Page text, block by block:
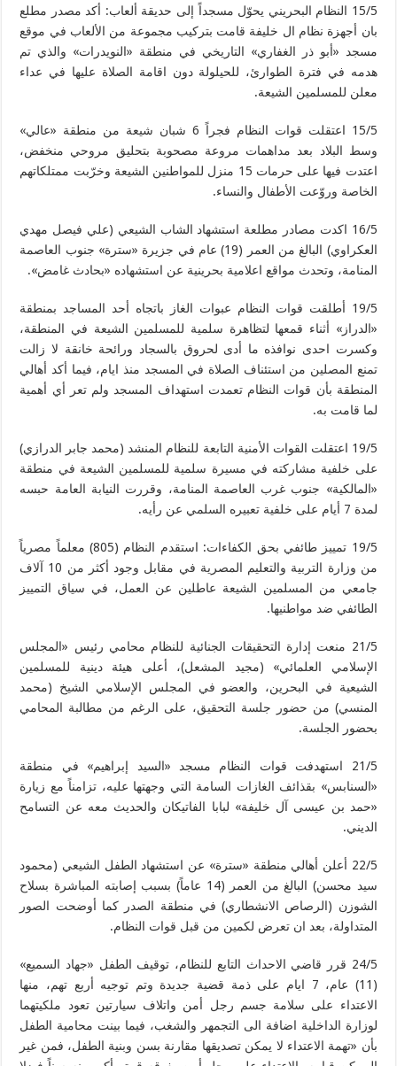
15/5 النظام البحريني يحوّل مسجداً إلى حديقة ألعاب: أكد مصدر مطلع
بان أجهزة نظام ال خليفة قامت بتركيب مجموعة من الألعاب في موقع
مسجد «أبو ذر الغفاري» التاريخي في منطقة «النويدرات» والذي تم
هدمه في فترة الطوارئ، للحيلولة دون اقامة الصلاة عليها في عداء
معلن للمسلمين الشيعة.
15/5 اعتقلت قوات النظام فجراً 6 شبان شيعة من منطقة «عالي»
وسط البلاد بعد مداهمات مروعة مصحوبة بتحليق مروحي منخفض،
اعتدت فيها على حرمات 15 منزل للمواطنين الشيعة وخرّبت ممتلكاتهم
الخاصة وروّعت الأطفال والنساء.
16/5 اكدت مصادر مطلعة استشهاد الشاب الشيعي (علي فيصل مهدي
العكراوي) البالغ من العمر (19) عام في جزيرة «سترة» جنوب العاصمة
المنامة، وتحدث مواقع اعلامية بحرينية عن استشهاده «بحادث غامض».
19/5 أطلقت قوات النظام عبوات الغاز باتجاه أحد المساجد بمنطقة
«الدراز» أثناء قمعها لتظاهرة سلمية للمسلمين الشيعة في المنطقة،
وكسرت احدى نوافذه ما أدى لحروق بالسجاد ورائحة خانقة لا زالت
تمنع المصلين من استئناف الصلاة في المسجد منذ ايام، فيما أكد أهالي
المنطقة بأن قوات النظام تعمدت استهداف المسجد ولم تعر أي أهمية
لما قامت به.
19/5 اعتقلت القوات الأمنية التابعة للنظام المنشد (محمد جابر الدرازي)
على خلفية مشاركته في مسيرة سلمية للمسلمين الشيعة في منطقة
«المالكية» جنوب غرب العاصمة المنامة، وقررت النيابة العامة حبسه
لمدة 7 أيام على خلفية تعبيره السلمي عن رأيه.
19/5 تمييز طائفي بحق الكفاءات: استقدم النظام (805) معلماً مصرياً
من وزارة التربية والتعليم المصرية في مقابل وجود أكثر من 10 آلاف
جامعي من المسلمين الشيعة عاطلين عن العمل، في سياق التمييز
الطائفي ضد مواطنيها.
21/5 منعت إدارة التحقيقات الجنائية للنظام محامي رئيس «المجلس
الإسلامي العلمائي» (مجيد المشعل)، أعلى هيئة دينية للمسلمين
الشيعية في البحرين، والعضو في المجلس الإسلامي الشيخ (محمد
المنسي) من حضور جلسة التحقيق، على الرغم من مطالبة المحامي
بحضور الجلسة.
21/5 استهدفت قوات النظام مسجد «السيد إبراهيم» في منطقة
«السنابس» بقذائف الغازات السامة التي وجهتها عليه، تزامناً مع زيارة
«حمد بن عيسى آل خليفة» لبابا الفاتيكان والحديث معه عن التسامح
الديني.
22/5 أعلن أهالي منطقة «سترة» عن استشهاد الطفل الشيعي (محمود
سيد محسن) البالغ من العمر (14 عاماً) بسبب إصابته المباشرة بسلاح
الشوزن (الرصاص الانشطاري) في منطقة الصدر كما أوضحت الصور
المتداولة، بعد ان تعرض لكمين من قبل قوات النظام.
24/5 قرر قاضي الاحداث التابع للنظام، توقيف الطفل «جهاد السميع»
(11) عام، 7 ايام على ذمة قضية جديدة وتم توجيه أربع تهم، منها
الاعتداء على سلامة جسم رجل أمن واتلاف سيارتين تعود ملكيتهما
لوزارة الداخلية اضافة الى التجمهر والشغب، فيما بينت محامية الطفل
بأن «تهمة الاعتداء لا يمكن تصديقها مقارنة بسن وبنية الطفل، فمن غير